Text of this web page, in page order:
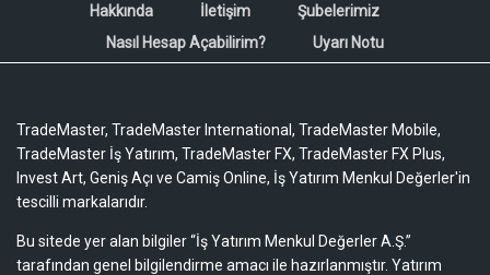
Hakkında İletişim
Şubelerimiz
Nasıl Hesap Açabilirim?
Uyarı Notu
TradeMaster, TradeMaster International, TradeMaster Mobile,
TradeMaster İş Yatırım, TradeMaster FX, TradeMaster FX Plus,
Invest Art, Geniş Açı ve Camiş Online, İş Yatırım Menkul Değerler'in
tescilli markalarıdır.
Bu sitede yer alan bilgiler “İş Yatırım Menkul Değerler A.Ş.”
tarafından genel bilgilendirme amacı ile hazırlanmıştır. Yatırım